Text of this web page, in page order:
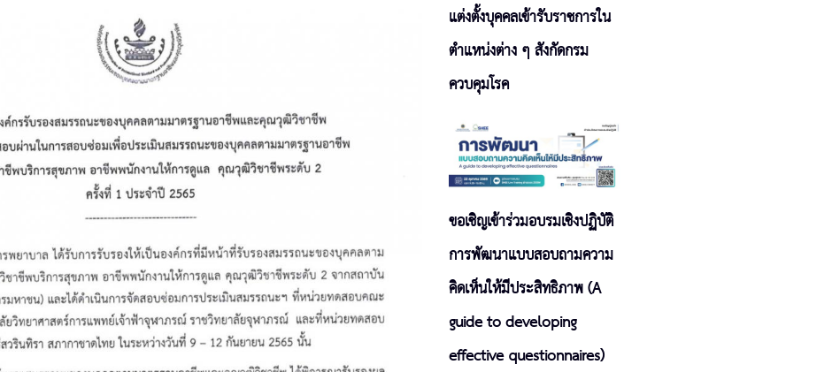
แต่งตั้งบุคคลเข้ารับราชการใน
ตำแหน่งต่าง ๆ สังกัดกรม
ควบคุมโรค
ขอเชิญเข้าร่วมอบรมเชิงปฏิบัติ
การพัฒนาแบบสอบถามความ
คิดเห็นให้มีประสิทธิภาพ (A
guide to developing
effective questionnaires)